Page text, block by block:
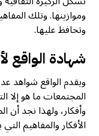
وموازينها. وتلك
وتحافظ عليها.
شهادة الواقع
ويقدم الواقع شواهد
المجتمعات ما هو إلا
وأفكار، ولهذا نجد أن
الأفكار والمفاهيم